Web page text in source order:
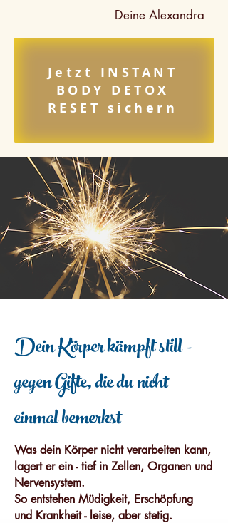
Deine Alexandra
Jetzt INSTANT
BODY DETOX
RESET sichern
Dein Körper kämpft still -
gegen Gifte, die du nicht
einmal bemerkst
Was dein Körper nicht verarbeiten kann,
lagert er ein - tief in Zellen, Organen und
Nervensystem.
So entstehen Müdigkeit, Erschöpfung
und Krankheit - leise, aber stetig.